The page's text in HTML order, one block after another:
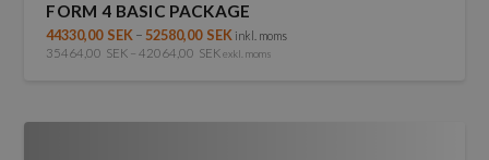
FORM 4 BASIC PACKAGE
44330,00 SEK –52580,00 SEK inkl. moms
35464,00 SEK –42064,00 SEK exkl. moms